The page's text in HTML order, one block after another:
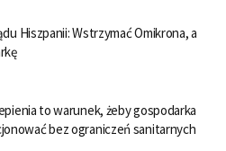
Hiszpanii: Wstrzymać Omikrona, a
to warunek, żeby gospodarka
bez ograniczeń sanitarnych